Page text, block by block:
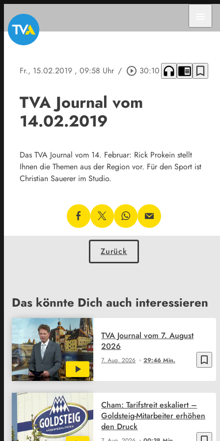
Fr., 15.02.2019 , 09:58 Uhr / play_circle_outline 30:10 headphones chrome_reader_mode bookmark_border
TVA Journal vom
14.02.2019
Das TVA Journal vom 14. Februar: Rick Prokein stellt
Ihnen die Themen aus der Region vor. Für den Sport ist
Christian Sauerer im Studio.
Zurück
Das könnte Dich auch interessieren
bookmark_border
7. Aug. 2026 29:46 Min.
TVA Journal vom 7. August
2026
Cham: Tarifstreit eskaliert –
Goldsteig-Mitarbeiter erhöhen
den Druck